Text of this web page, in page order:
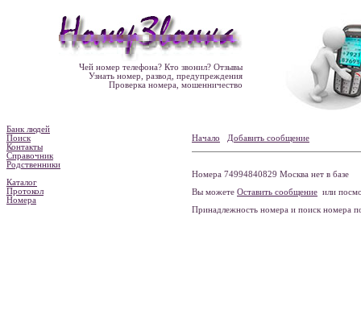
Чей номер телефона? Кто звонил? Отзывы
Узнать номер, развод, предупреждения
Проверка номера, мошенничество
Банк людей
Поиск
Контакты
Справочник
Родственники
Каталог
Протокол
Номера
Начало Добавить сообщение
Номера 74994840829 Москва нет в базе
Вы можете Оставить сообщение или
Принадлежность номера и поиск номера